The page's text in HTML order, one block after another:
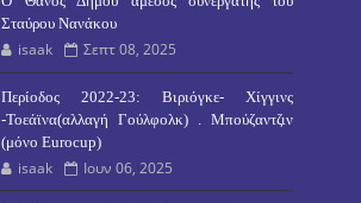
Σταύρου Νανάκου
isaak Σεπτ 08, 2025
Περίοδος 2022-23: Βιριόγκε- Χίγγινς
-Τοεάϊνα(αλλαγή Γούλφολκ) . Μπούζαντζιν
(μόνο Eurocup)
isaak Ιουν 06, 2025